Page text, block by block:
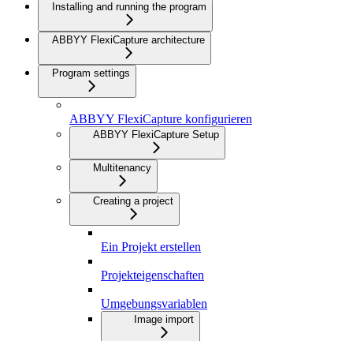
Installing and running the program
ABBYY FlexiCapture architecture
Program settings
ABBYY FlexiCapture konfigurieren
ABBYY FlexiCapture Setup
Multitenancy
Creating a project
Ein Projekt erstellen
Projekteigenschaften
Umgebungsvariablen
Image import